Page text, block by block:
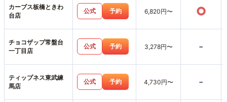
カーブス板橋ときわ
台店
公式 予約 6,820円〜 ○
チョコザップ常盤台
一丁目店
公式 予約 3,278円〜 -
ティップネス東武練
馬店
公式 予約 4,730円〜 -